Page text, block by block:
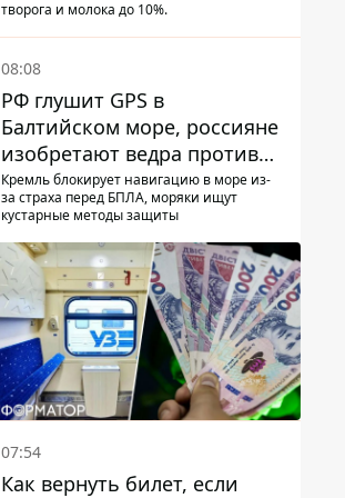
творога и молока до 10%.
08:08
РФ глушит GPS в
Балтийском море, россияне
изобретают ведра против
РЭБ
Кремль блокирует навигацию в море из-
за страха перед БПЛА, моряки ищут
кустарные методы защиты
07:54
Как вернуть билет, если